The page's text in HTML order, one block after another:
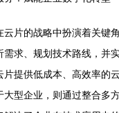
云片的战略中扮演着关键
求、规划技术路线，并
提供低成本、高效率的
型企业，则通过整合多